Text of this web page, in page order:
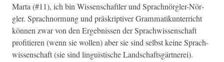
Mar­ta (#11), ich bin Wis­senschaftler und Sprach­nör­gler-Nör­
gler. Sprach­nor­mung und präskrip­tiv­er Gram­matikun­ter­richt
kön­nen zwar von den Ergeb­nis­sen der Sprach­wis­senschaft
prof­i­tieren (wenn sie wollen) aber sie sind selb­st keine Sprach­
wis­senschaft (sie sind lin­guis­tis­che Land­schafts­gärt­nerei).